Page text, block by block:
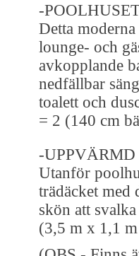
-
Detta
lounge- och
avkopplande
nedfällbar
toalett och
= 2 (140 cm
-UPPVÄRMD
Utanför
trädäcket med
skön att
(3,5 m x 1,1